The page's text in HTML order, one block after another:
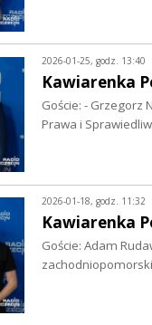
2026-01-25, godz. 13:40
Kawiarenka
Goście: - Grzegorz
Prawa i
2026-01-18, godz. 11:32
Kawiarenka
Goście: Adam